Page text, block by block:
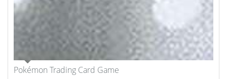
Pokémon Trading Card Game